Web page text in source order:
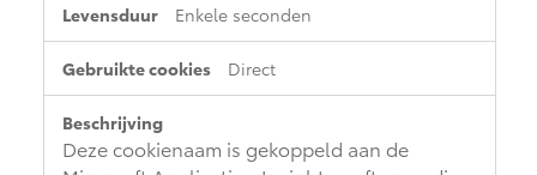
Enkele seconden
Direct
Deze cookienaam is gekoppeld aan de